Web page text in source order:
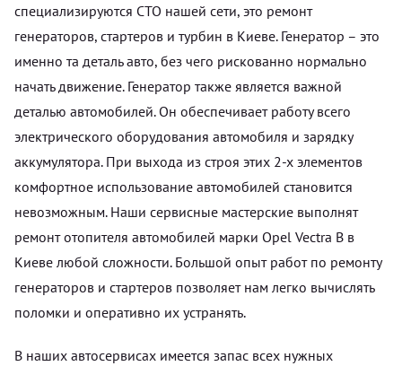
специализируются СТО нашей сети, это ремонт
генераторов, стартеров и турбин в Киеве. Генератор – это
именно та деталь авто, без чего рискованно нормально
начать движение. Генератор также является важной
деталью автомобилей. Он обеспечивает работу всего
электрического оборудования автомобиля и зарядку
аккумулятора. При выхода из строя этих 2-х элементов
комфортное использование автомобилей становится
невозможным. Наши сервисные мастерские выполнят
ремонт отопителя автомобилей марки Opel Vectra B в
Киеве любой сложности. Большой опыт работ по ремонту
генераторов и стартеров позволяет нам легко вычислять
поломки и оперативно их устранять.
В наших автосервисах имеется запас всех нужных